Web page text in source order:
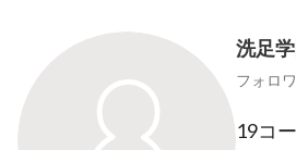
洗足
フォロ
19コ